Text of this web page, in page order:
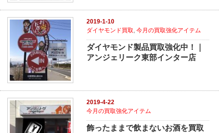
2019-1-10
ダイヤモンド買取,今月の買取強化アイテム
ダイヤモンド製品買取強化中！｜
アンジェリーク東部インター店
2019-4-22
今月の買取強化アイテム
飾ったままで飲まないお酒を買取